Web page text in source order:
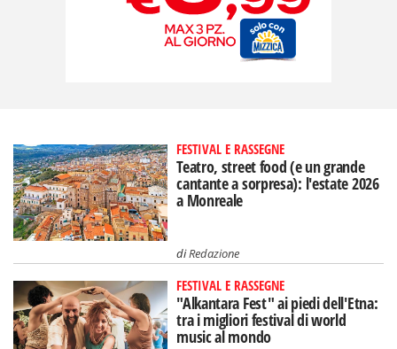
FESTIVAL E RASSEGNE
Teatro, street food (e un grande
cantante a sorpresa): l'estate 2026
a Monreale
diRedazione
FESTIVAL E RASSEGNE
"Alkantara Fest" ai piedi dell'Etna:
tra i migliori festival di world
music al mondo